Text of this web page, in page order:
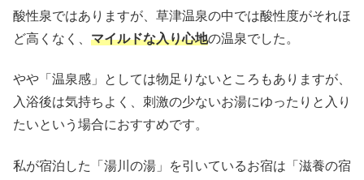
酸性泉ではありますが、草津温泉の中では酸性度がそれほ
ど高くなく、 マイルドな入り心地の温泉でした。
やや「温泉感」としては物足りないところもありますが、
入浴後は気持ちよく、刺激の少ないお湯にゆったりと入り
たいという場合におすすめです。
私が宿泊した「湯川の湯」を引いているお宿は「滋養の宿